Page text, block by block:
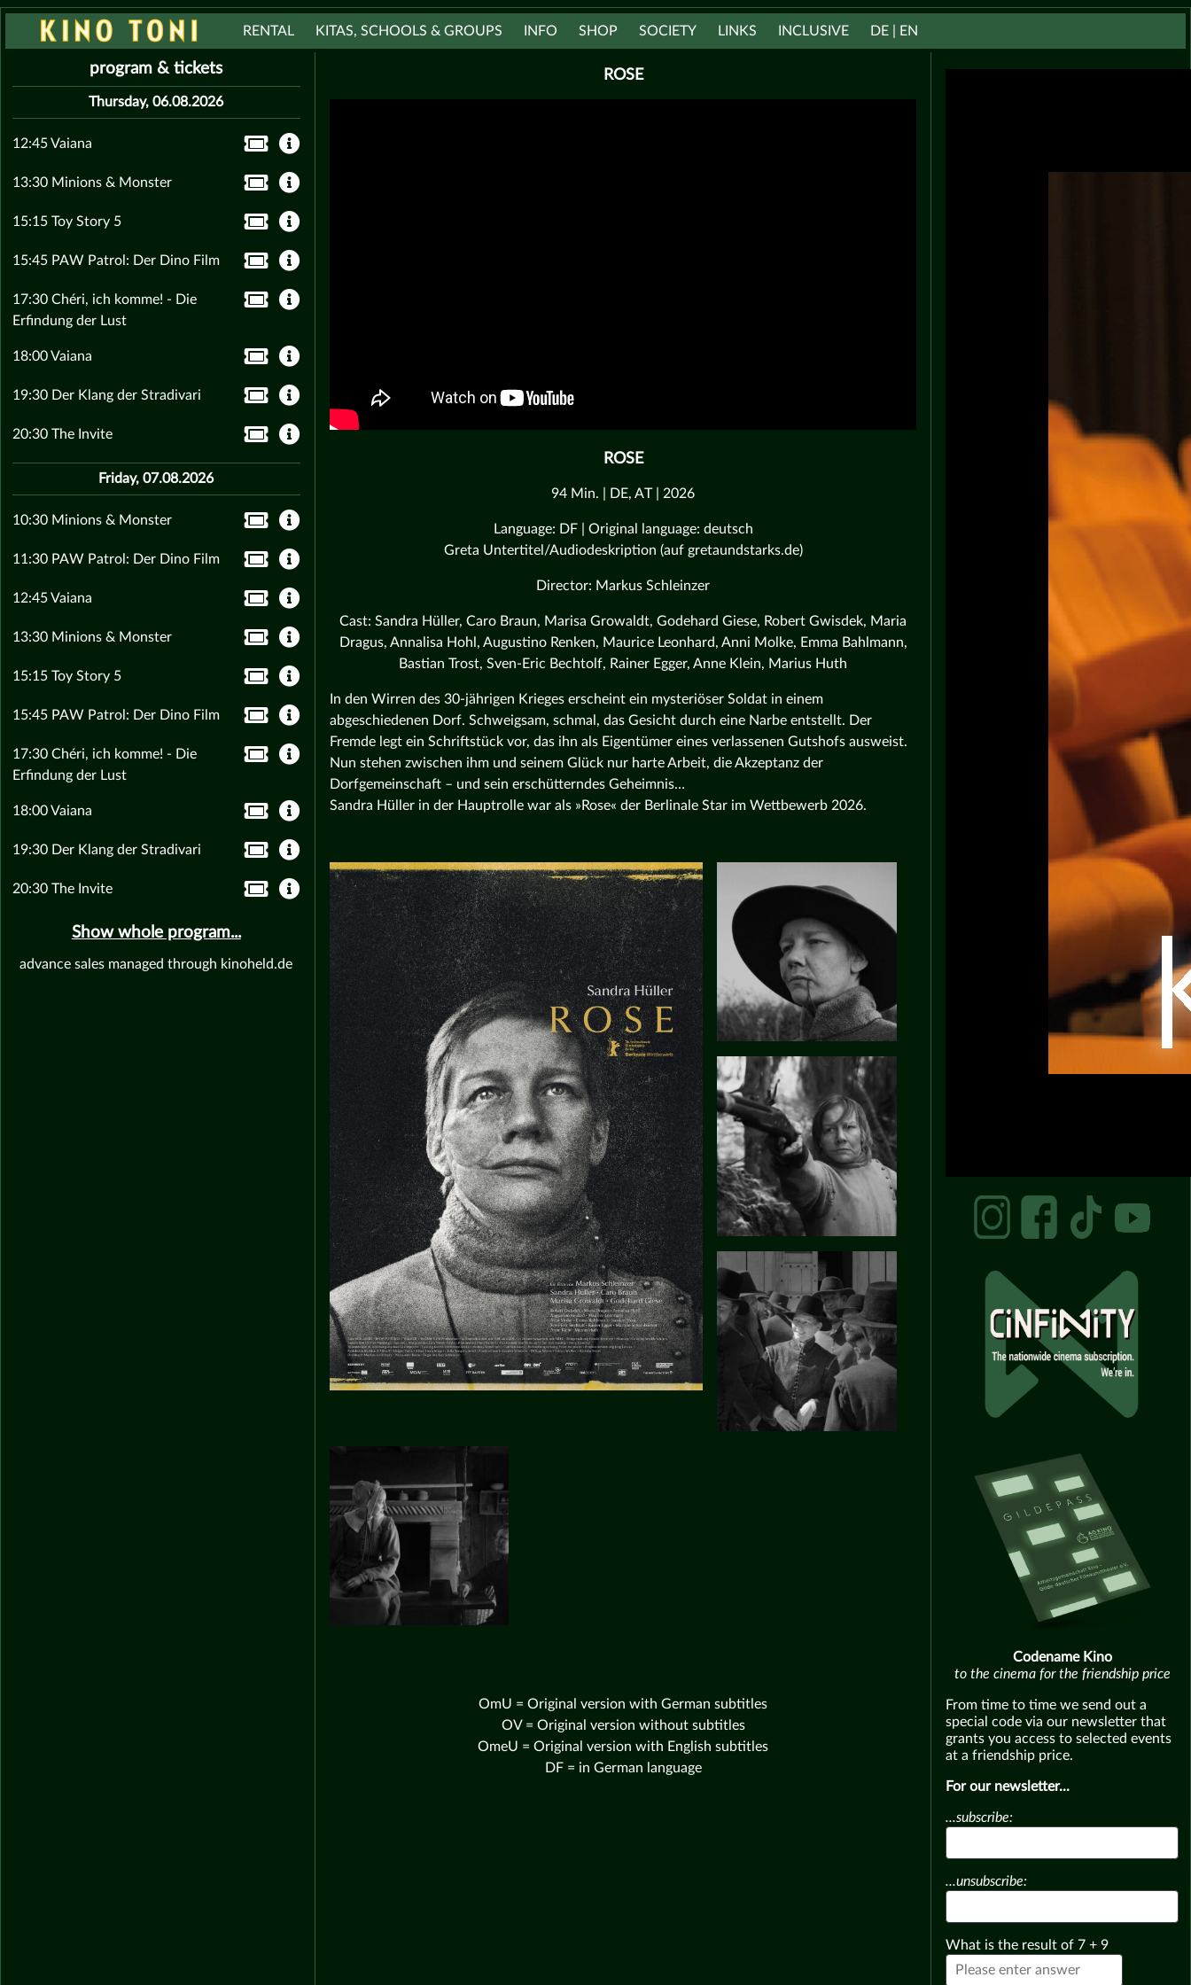
RENTAL KITAS, SCHOOLS & GROUPS INFO SHOP SOCIETY LINKS INCLUSIVE DE | EN
ROSE
ROSE
94 Min. | DE, AT | 2026
Language: DF | Original language: deutsch
Greta Untertitel/Audiodeskription (auf gretaundstarks.de)
Director: Markus Schleinzer
Cast: Sandra Hüller, Caro Braun, Marisa Growaldt, Godehard Giese, Robert Gwisdek, Maria
Dragus, Annalisa Hohl, Augustino Renken, Maurice Leonhard, Anni Molke, Emma Bahlmann,
Bastian Trost, Sven-Eric Bechtolf, Rainer Egger, Anne Klein, Marius Huth
In den Wirren des 30-jährigen Krieges erscheint ein mysteriöser Soldat in einem
abgeschiedenen Dorf. Schweigsam, schmal, das Gesicht durch eine Narbe entstellt. Der
Fremde legt ein Schriftstück vor, das ihn als Eigentümer eines verlassenen Gutshofs ausweist.
Nun stehen zwischen ihm und seinem Glück nur harte Arbeit, die Akzeptanz der
Dorfgemeinschaft – und sein erschütterndes Geheimnis…
Sandra Hüller in der Hauptrolle war als »Rose« der Berlinale Star im Wettbewerb 2026.
OmU = Original version with German subtitles
OV = Original version without subtitles
OmeU = Original version with English subtitles
DF = in German language
program & tickets
Thursday, 06.08.2026
12:45 Vaiana
13:30 Minions & Monster
15:15 Toy Story 5
15:45 PAW Patrol: Der Dino Film
17:30 Chéri, ich komme! - Die
Erfindung der Lust
18:00 Vaiana
19:30 Der Klang der Stradivari
20:30 The Invite
Friday, 07.08.2026
10:30 Minions & Monster
11:30 PAW Patrol: Der Dino Film
12:45 Vaiana
13:30 Minions & Monster
15:15 Toy Story 5
15:45 PAW Patrol: Der Dino Film
17:30 Chéri, ich komme! - Die
Erfindung der Lust
18:00 Vaiana
19:30 Der Klang der Stradivari
20:30 The Invite
Show whole program...
advance sales managed through kinoheld.de
Codename Kino
to the cinema for the friendship price
From time to time we send out a
special code via our newsletter that
grants you access to selected events
at a friendship price.
For our newsletter...
...subscribe:
...unsubscribe:
What is the result of 7 + 9